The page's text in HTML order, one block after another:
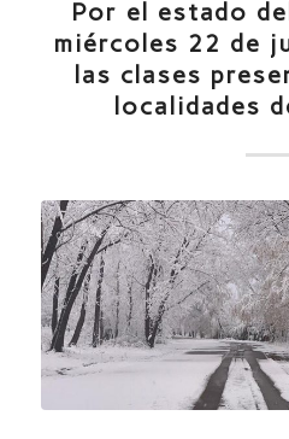
Por el estado
miércoles 22 de
las clases
localidades